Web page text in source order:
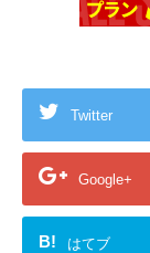
Twitter
Google+
B! はてブ